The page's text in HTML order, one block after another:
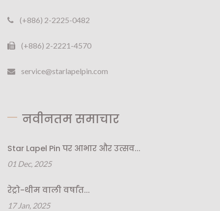
(+886) 2-2225-0482
(+886) 2-2221-4570
service@starlapelpin.com
नवीनतम समाचार
Star Lapel Pin पर आभार और उत्सव...
01 Dec, 2025
रेट्रो-थीम वाली वर्षांत...
17 Jan, 2025